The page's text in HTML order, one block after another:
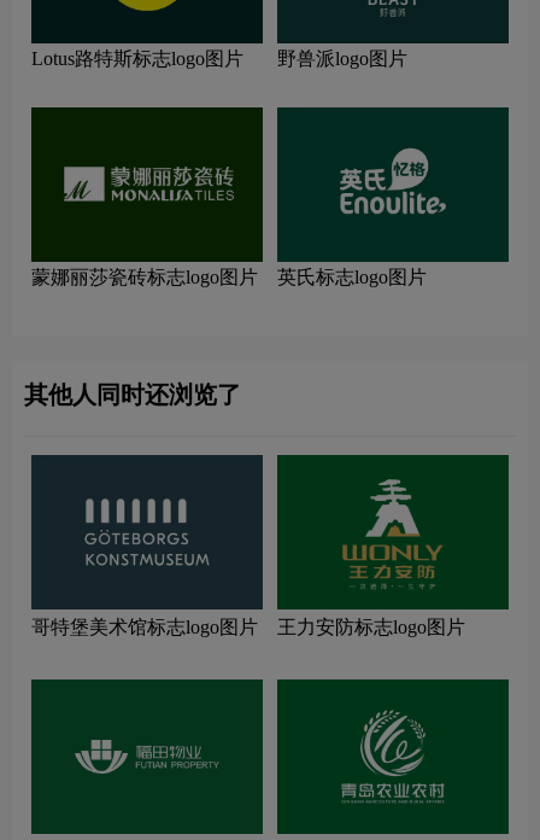
Lotus路特斯标志logo图片 野兽派logo图片
蒙娜丽莎瓷砖标志logo图片 英氏标志logo图片
其他人同时还浏览了
哥特堡美术馆标志logo图片 王力安防标志logo图片